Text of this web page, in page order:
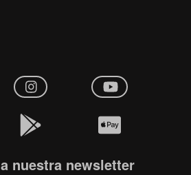
nuestra newsletter